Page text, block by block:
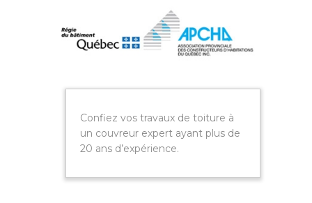
Confiez vos travaux de toiture à
un couvreur expert ayant plus de
20 ans d’expérience.